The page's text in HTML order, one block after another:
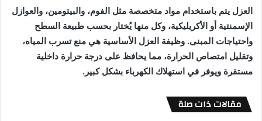
العزل يتم باستخدام مواد متخصصة مثل الفوم، والبيتومين، والعوازل
الإسمنتية أو الأكريليكية، وكل منها يُختار بحسب طبيعة السطح
واحتياجات المبنى. وظيفة العزل الأساسية هي منع تسرب المياه،
وتقليل امتصاص الحرارة، مما يحافظ على درجة حرارة داخلية
مستقرة ويوفر في استهلاك الكهرباء بشكل كبير.
مقالات ذات صلة